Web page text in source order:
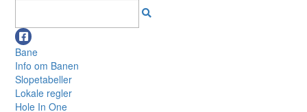
Bane
Info om Banen
Slopetabeller
Lokale regler
Hole In One